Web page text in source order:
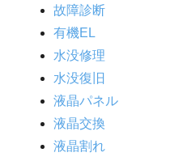
故障診断
有機EL
水没修理
水没復旧
液晶パネル
液晶交換
液晶割れ